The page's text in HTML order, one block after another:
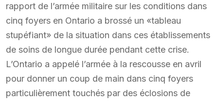
rapport de l’armée militaire sur les conditions dans
cinq foyers en Ontario a brossé un «tableau
stupéfiant» de la situation dans ces établissements
de soins de longue durée pendant cette crise.
L’Ontario a appelé l’armée à la rescousse en avril
pour donner un coup de main dans cinq foyers
particulièrement touchés par des éclosions de